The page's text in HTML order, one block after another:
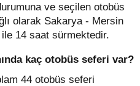
ve seçilen otobüs
olarak Sakarya - Mersin
14 saat sürmektedir.
kaç otobüs seferi var?
44 otobüs seferi